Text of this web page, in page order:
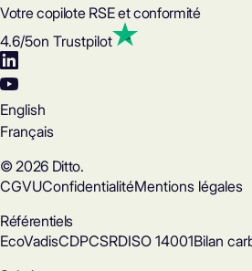
Votre copilote RSE et conformité
4.6/5on Trustpilot
English
Français
© 2026 Ditto.
CGVUConfidentialitéMentions légales
Référentiels
EcoVadisCDPCSRDISO 14001Bilan